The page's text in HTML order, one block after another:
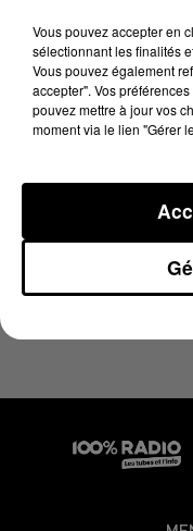
6 août 2025 - 4 min
LES INFOS DU
Vous pouvez accepter en
sélectionnant les finalités
Vous pouvez également
accepter". Vos
pouvez mettre à jour vos
moment via le lien "Gérer